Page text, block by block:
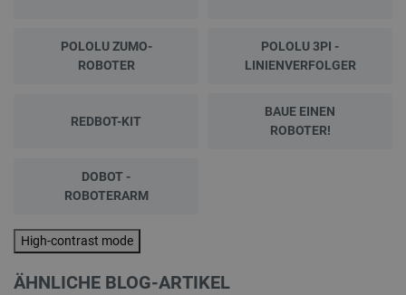
POLOLU ZUMO-
ROBOTER
POLOLU 3PI -
LINIENVERFOLGER
REDBOT-KIT
BAUE EINEN
ROBOTER!
DOBOT -
ROBOTERARM
High-contrast mode
ÄHNLICHE BLOG-ARTIKEL